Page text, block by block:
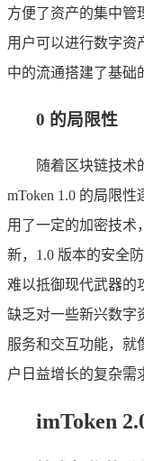
方便了资产的集中管
用户可以进行数字资
中的流通搭建了基础
0 的局限性
随着区块链技术
mToken 1.0 的局限
用了一定的加密技术
新，1.0 版本的安全
难以抵御现代武器的
缺乏对一些新兴数字
服务和交互功能，就
户日益增长的复杂需
imToken